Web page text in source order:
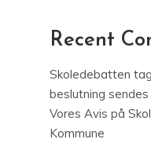
Recent
Skoledebatten
beslutning
Vores Avis på
Kommune